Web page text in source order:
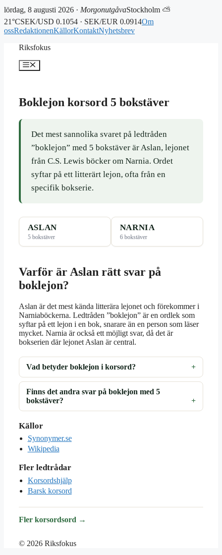
lördag, 8 augusti 2026 · MorgonutgåvaStockholm ⛅
21°CSEK/USD 0.1054 · SEK/EUR 0.0914Om
ossRedaktionenKällorKontaktNyhetsbrev
Riksfokus
Meny
Boklejon korsord 5 bokstäver
Det mest sannolika svaret på ledtråden
”boklejon” med 5 bokstäver är Aslan, lejonet
från C.S. Lewis böcker om Narnia. Ordet
syftar på ett litterärt lejon, ofta från en
specifik bokserie.
ASLAN
5 bokstäver
NARNIA
6 bokstäver
Varför är Aslan rätt svar på
boklejon?
Aslan är det mest kända litterära lejonet och förekommer i
Narniaböckerna. Ledtråden ”boklejon” är en ordlek som
syftar på ett lejon i en bok, snarare än en person som läser
mycket. Narnia är också ett möjligt svar, då det är
bokserien där lejonet Aslan är central.
Vad betyder boklejon i korsord?
Finns det andra svar på boklejon med 5
bokstäver?
Källor
Synonymer.se
Wikipedia
Fler ledtrådar
Korsordshjälp
Barsk korsord
Fler korsordsord →
© 2026 Riksfokus